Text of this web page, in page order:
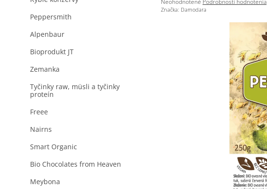
Peppersmith
Alpenbaur
Bioprodukt JT
Zemanka
Tyčinky raw, müsli a tyčinky
proteín
Freee
Nairns
Smart Organic
Bio Chocolates from Heaven
Meybona
hodnotenie
Neohodnotené Podrobnosti hodnotenia
Značka: Damodara